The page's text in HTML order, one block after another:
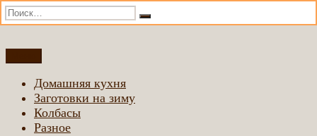
Искать:
Поиск
содержимому
Домашняя еда всем
Еда приготовленная по домашним рецептам
Домашняя кухня
Заготовки на зиму
Колбасы
Разное